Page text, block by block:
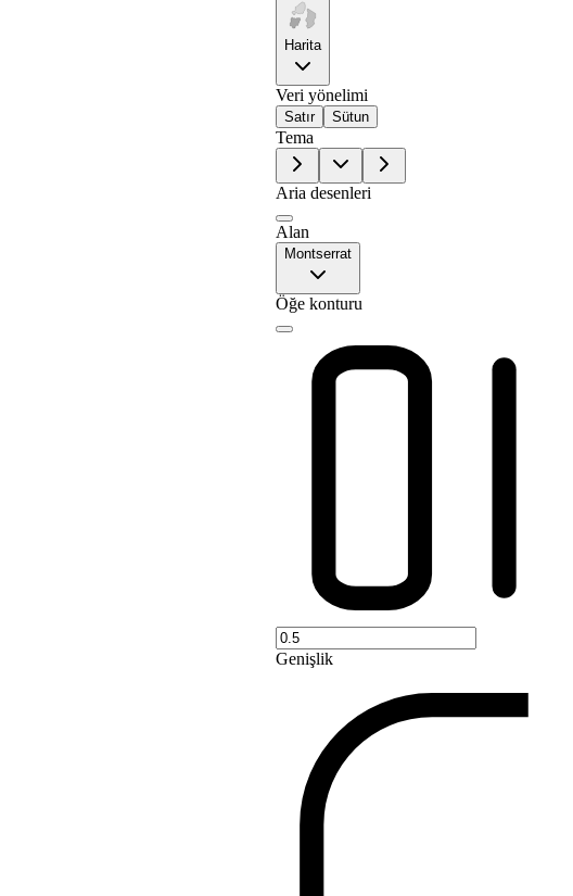
Harita
Veri yönelimi
Satır Sütun
Tema
Aria desenleri
Alan
Montserrat
Öğe konturu
Genişlik